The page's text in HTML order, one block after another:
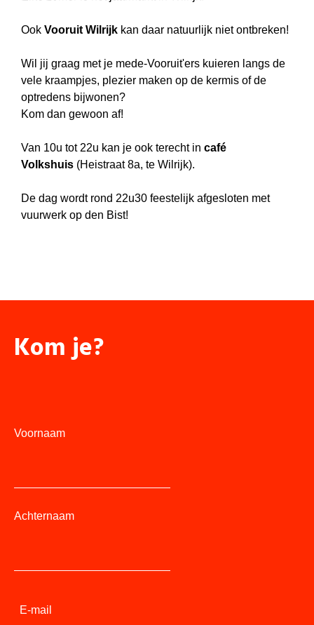
OokVooruit Wilrijk kan daar natuurlijk niet ontbreken!
Wil jij graag met je mede-Vooruit'ers kuieren langs de
vele kraampjes, plezier maken op de kermis of de
optredens bijwonen?
Kom dan gewoon af!
Van 10u tot 22u kan je ook terecht incafé
Volkshuis (Heistraat 8a, te Wilrijk).
De dag wordt rond 22u30 feestelijk afgesloten met
vuurwerk op den Bist!
Kom je?
Voornaam
Achternaam
E-mail